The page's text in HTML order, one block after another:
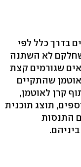
בדרך כלל לפי
שחלקם לא השתנה
שגורמים קצת
שהתקיים
בשיתוף קרן לאוטמן,
תוצג תוכנית
התנסות